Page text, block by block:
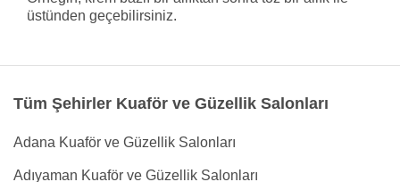
üstünden geçebilirsiniz.
Tüm Şehirler Kuaför ve Güzellik Salonları
Adana Kuaför ve Güzellik Salonları
Adıyaman Kuaför ve Güzellik Salonları